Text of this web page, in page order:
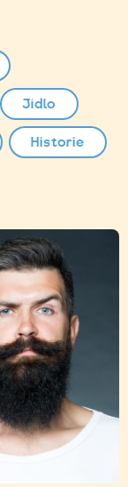
Jídlo
Historie